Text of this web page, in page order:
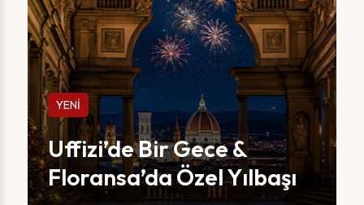
YENİ
Uffizi’de Bir Gece &
Floransa’da Özel Yılbaşı